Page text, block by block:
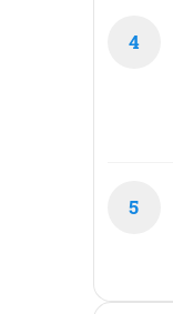
4
5